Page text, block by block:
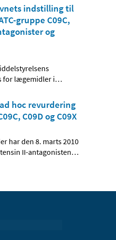
indstilling til
gruppe C09C,
og
for lægemidler i…
hoc revurdering
C09D og C09X
har den 8. marts 2010
II-antagonisten…